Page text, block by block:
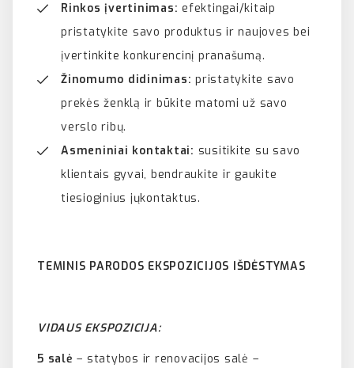
Rinkos įvertinimas: efektingai/kitaip
pristatykite savo produktus ir naujoves bei
įvertinkite konkurencinį pranašumą.
Žinomumo didinimas: pristatykite savo
prekės ženklą ir būkite matomi už savo
verslo ribų.
Asmeniniai kontaktai: susitikite su savo
klientais gyvai, bendraukite ir gaukite
tiesioginius jųkontaktus.
TEMINIS PARODOS EKSPOZICIJOS IŠDĖSTYMAS
VIDAUS EKSPOZICIJA:
5 salė – statybos ir renovacijos salė –